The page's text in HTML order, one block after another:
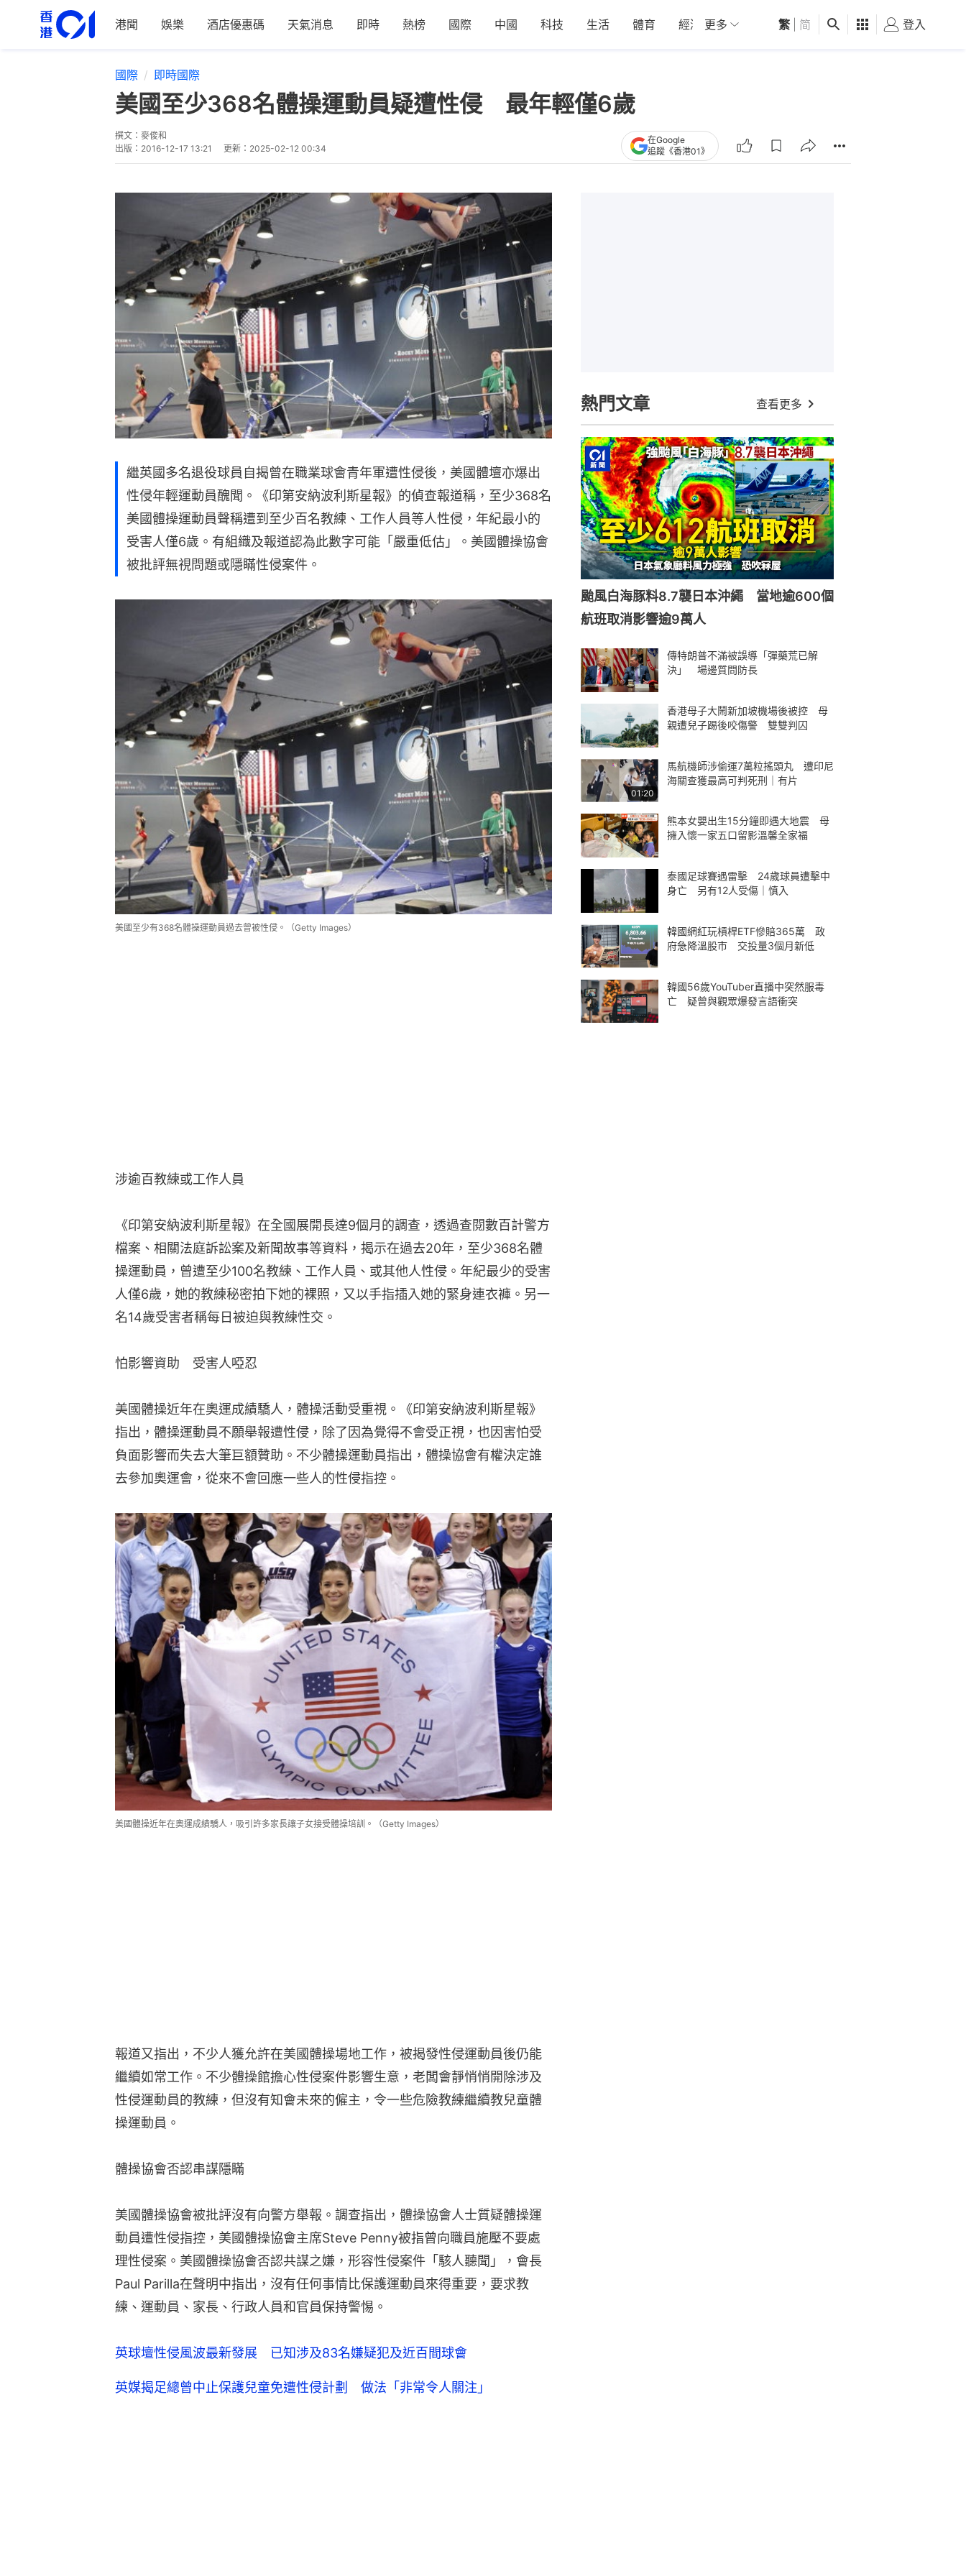
港聞 娛樂 酒店優惠碼 天氣消息 即時 熱榜 國際 中國 科技 生活 體育 經濟 01深圳 觀點 健康 好食玩飛
更多 繁 简 登入
國際 即時國際
美國至少368名體操運動員疑遭性侵 最年輕僅6歲
撰文： 麥俊和
出版： 2016-12-17 13:21 更新： 2025-02-12 00:34
在Google
追蹤《香港01》
繼英國多名退役球員自揭曾在職業球會青年軍遭性侵後，美國體壇亦爆出
性侵年輕運動員醜聞。《印第安納波利斯星報》的偵查報道稱，至少368名
美國體操運動員聲稱遭到至少百名教練、工作人員等人性侵，年紀最小的
受害人僅6歲。有組織及報道認為此數字可能「嚴重低估」。美國體操協會
被批評無視問題或隱瞞性侵案件。
美國至少有368名體操運動員過去曾被性侵。（Getty Images）
涉逾百教練或工作人員
《印第安納波利斯星報》在全國展開長達9個月的調查，透過查閱數百計警方
檔案、相關法庭訴訟案及新聞故事等資料，揭示在過去20年，至少368名體
操運動員，曾遭至少100名教練、工作人員、或其他人性侵。年紀最少的受害
人僅6歲，她的教練秘密拍下她的裸照，又以手指插入她的緊身連衣褲。另一
名14歲受害者稱每日被迫與教練性交。
怕影響資助　受害人啞忍
美國體操近年在奧運成績驕人，體操活動受重視。《印第安納波利斯星報》
指出，體操運動員不願舉報遭性侵，除了因為覺得不會受正視，也因害怕受
負面影響而失去大筆巨額贊助。不少體操運動員指出，體操協會有權決定誰
去參加奧運會，從來不會回應一些人的性侵指控。
美國體操近年在奧運成績驕人，吸引許多家長讓子女接受體操培訓。（Getty Images）
報道又指出，不少人獲允許在美國體操場地工作，被揭發性侵運動員後仍能
繼續如常工作。不少體操館擔心性侵案件影響生意，老闆會靜悄悄開除涉及
性侵運動員的教練，但沒有知會未來的僱主，令一些危險教練繼續教兒童體
操運動員。
體操協會否認串謀隱瞞
美國體操協會被批評沒有向警方舉報。調查指出，體操協會人士質疑體操運
動員遭性侵指控，美國體操協會主席Steve Penny被指曾向職員施壓不要處
理性侵案。美國體操協會否認共謀之嫌，形容性侵案件「駭人聽聞」，會長
Paul Parilla在聲明中指出，沒有任何事情比保護運動員來得重要，要求教
練、運動員、家長、行政人員和官員保持警惕。
英球壇性侵風波最新發展 已知涉及83名嫌疑犯及近百間球會
英媒揭足總曾中止保護兒童免遭性侵計劃 做法「非常令人關注」
熱門文章 查看更多
颱風白海豚料8.7襲日本沖繩 當地逾600個
航班取消影響逾9萬人
傳特朗普不滿被誤導「彈藥荒已解
決」 場邊質問防長
香港母子大鬧新加坡機場後被控 母
親遭兒子踢後咬傷警 雙雙判囚
01:20
馬航機師涉偷運7萬粒搖頭丸 遭印尼
海關查獲最高可判死刑｜有片
熊本女嬰出生15分鐘即遇大地震 母
擁入懷一家五口留影溫馨全家福
泰國足球賽遇雷擊 24歲球員遭擊中
身亡 另有12人受傷｜慎入
韓國網紅玩槓桿ETF慘賠365萬 政
府急降溫股市 交投量3個月新低
韓國56歲YouTuber直播中突然服毒
亡 疑曾與觀眾爆發言語衝突